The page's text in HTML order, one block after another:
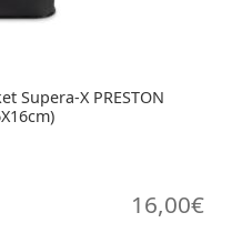
Supera-X PRESTON
16,00€